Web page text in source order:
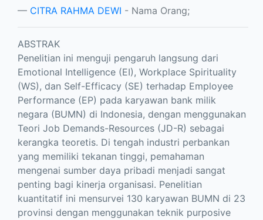
CITRA RAHMA DEWI - Nama Orang;
ABSTRAK
Penelitian ini menguji pengaruh langsung dari
Emotional Intelligence (EI), Workplace Spirituality
(WS), dan Self-Efficacy (SE) terhadap Employee
Performance (EP) pada karyawan bank milik
negara (BUMN) di Indonesia, dengan menggunakan
Teori Job Demands-Resources (JD-R) sebagai
kerangka teoretis. Di tengah industri perbankan
yang memiliki tekanan tinggi, pemahaman
mengenai sumber daya pribadi menjadi sangat
penting bagi kinerja organisasi. Penelitian
kuantitatif ini mensurvei 130 karyawan BUMN di 23
provinsi dengan menggunakan teknik purposive